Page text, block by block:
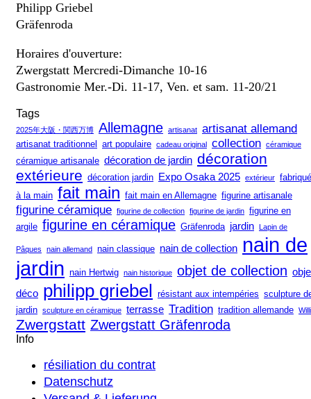
Philipp Griebel
Gräfenroda
Horaires d'ouverture:
Zwergstatt Mercredi-Dimanche 10-16
Gastronomie Mer.-Di. 11-17, Ven. et sam. 11-20/21
Tags
2025年大阪・関西万博 Allemagne artisanat artisanat allemand
artisanat traditionnel art populaire cadeau original collection céramique
céramique artisanale décoration de jardin décoration
extérieure décoration jardin Expo Osaka 2025 extérieur fabriqué
à la main fait main fait main en Allemagne figurine artisanale
figurine céramique figurine de collection figurine de jardin figurine en
argile figurine en céramique Gräfenroda jardin Lapin de
Pâques nain allemand nain classique nain de collection nain de
jardin nain Hertwig nain historique objet de collection
déco philipp griebel résistant aux intempéries sculpture
jardin sculpture en céramique terrasse Tradition tradition allemande Willi
Zwergstatt Zwergstatt Gräfenroda
Info
résiliation du contrat
Datenschutz